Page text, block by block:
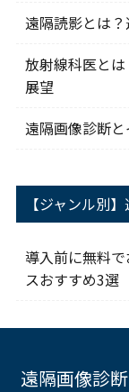
遠隔読影とは
放射線科医と
展望
遠隔画像診断
【ジャンル別
導入前に無料
スおすすめ3選
遠隔画像診